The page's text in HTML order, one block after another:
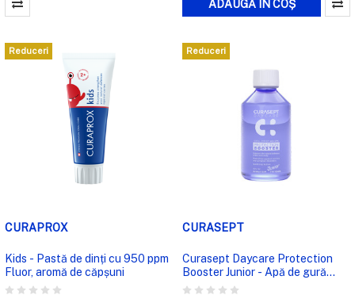
ADAUGĂ ÎN COȘ
Reduceri
CURAPROX
Kids - Pastă de dinți cu 950 ppm
Fluor, aromă de căpșuni
Reduceri
CURASEPT
Curasept Daycare Protection
Booster Junior - Apă de gură
pentru copii